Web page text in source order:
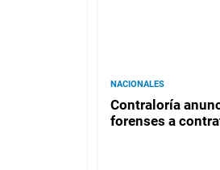
NACIONALES
Contraloría
forenses a